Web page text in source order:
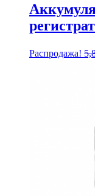
Распродажа!